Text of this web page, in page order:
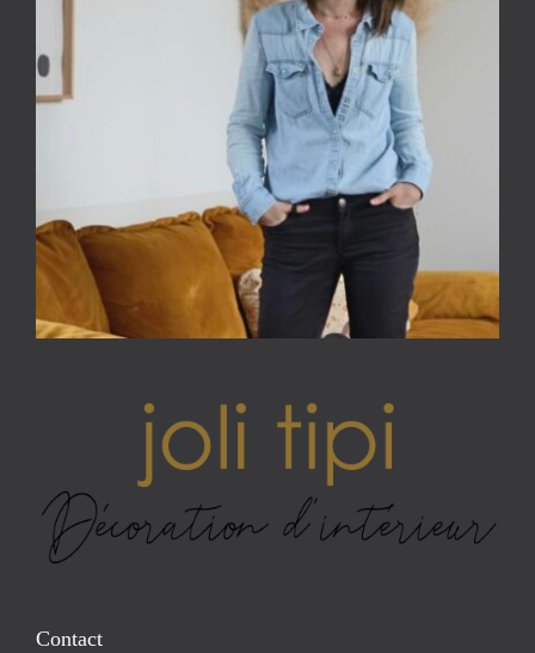
Contact